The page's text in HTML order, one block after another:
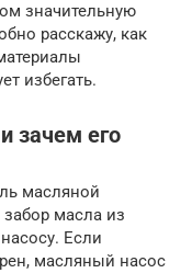
значительную
расскажу, как
избегать.
зачем его
масляной
масла из
Если
масляный насос